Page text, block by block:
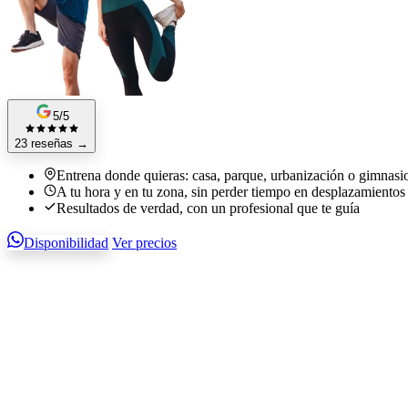
5/5
23 reseñas →
Entrena donde quieras: casa, parque, urbanización o
A tu hora y en tu zona, sin perder tiempo en desplazamientos
Resultados de verdad, con un profesional que te guía
Disponibilidad Ver precios